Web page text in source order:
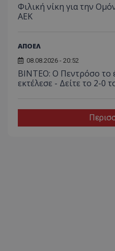
Φιλική νίκη για την
ΑΕΚ
ΑΠΟΕΛ
08.08.2026 - 20:52
ΒΙΝΤΕΟ: Ο Πεντρόσο το
εκτέλεσε - Δείτε το 2-0